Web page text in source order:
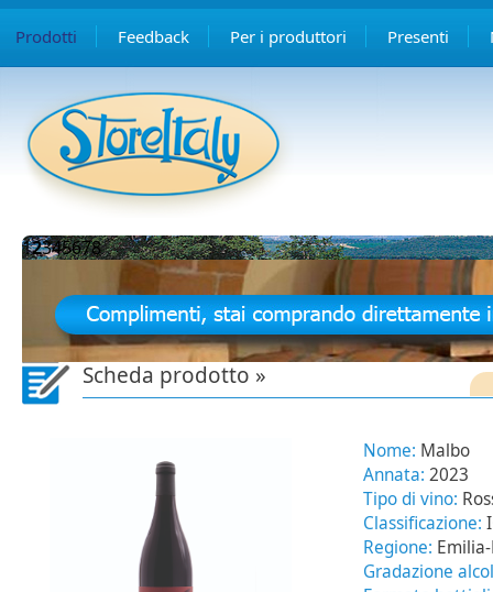
Prodotti Feedback Per i produttori Presenti
12345678
Scheda prodotto »
Nome: Malbo
Annata: 2023
Tipo di vino:
Classificazione:
Regione:
Gradazione